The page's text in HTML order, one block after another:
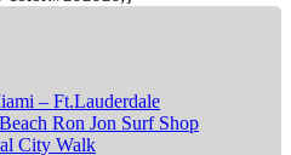
– Ft.Lauderdale
Ron Jon Surf Shop
City Walk